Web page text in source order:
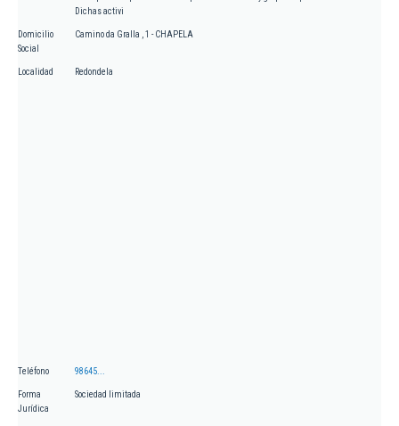
Dichas activi
Domicilio
Social
Camino da Gralla , 1 - CHAPELA
Localidad Redondela
Teléfono 98645...
Forma
Jurídica
Sociedad limitada